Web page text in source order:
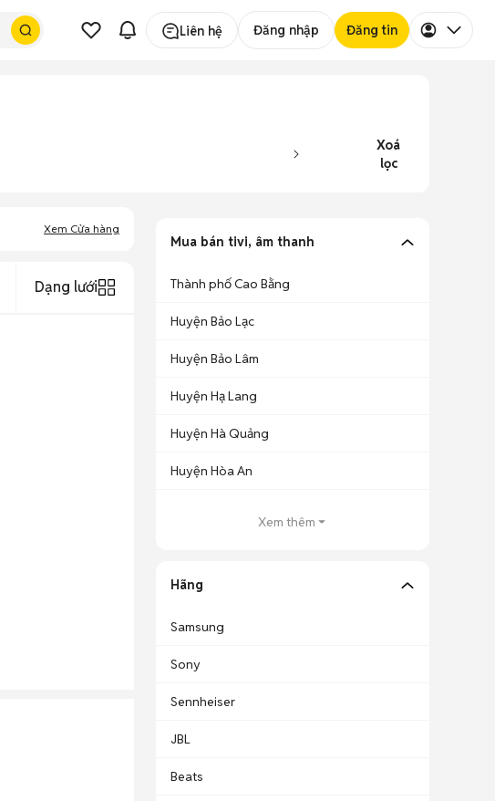
Liên hệ Đăng nhập Đăng tin
Xoá
lọc
Xem Cửa hàng
Dạng lưới
Mua bán tivi, âm thanh
Thành phố Cao Bằng
Huyện Bảo Lạc
Huyện Bảo Lâm
Huyện Hạ Lang
Huyện Hà Quảng
Huyện Hòa An
Xem thêm
Hãng
Samsung
Sony
Sennheiser
JBL
Beats